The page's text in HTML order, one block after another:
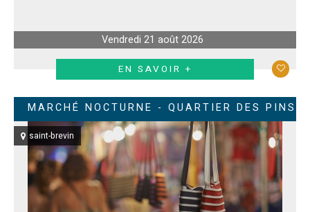
Vendredi 21 août 2026
EN SAVOIR +
MARCHÉ NOCTURNE - QUARTIER DES PINS
saint-brevin